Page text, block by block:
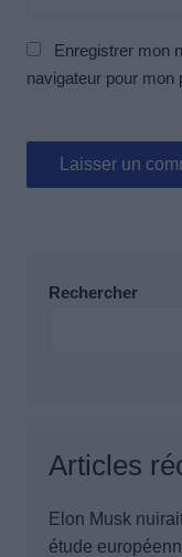
Enregistrer mon
navigateur pour mon
Rechercher
Articles
Elon Musk
étude